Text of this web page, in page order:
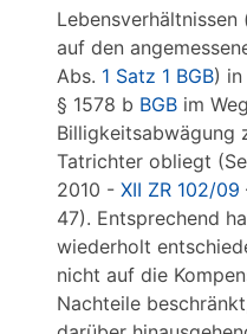
Lebensverhältnissen
auf den
Abs. 1 Satz 1 BGB)
§ 1578 b BGB im
Billigkeitsabwägung
Tatrichter obliegt
2010 - XII ZR 102/09
47). Entsprechend
wiederholt
nicht auf die
Nachteile